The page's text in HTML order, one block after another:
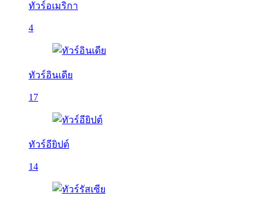
ทัวร์อเมริกา
4
ทัวร์อินเดีย
17
ทัวร์อียิปต์
14